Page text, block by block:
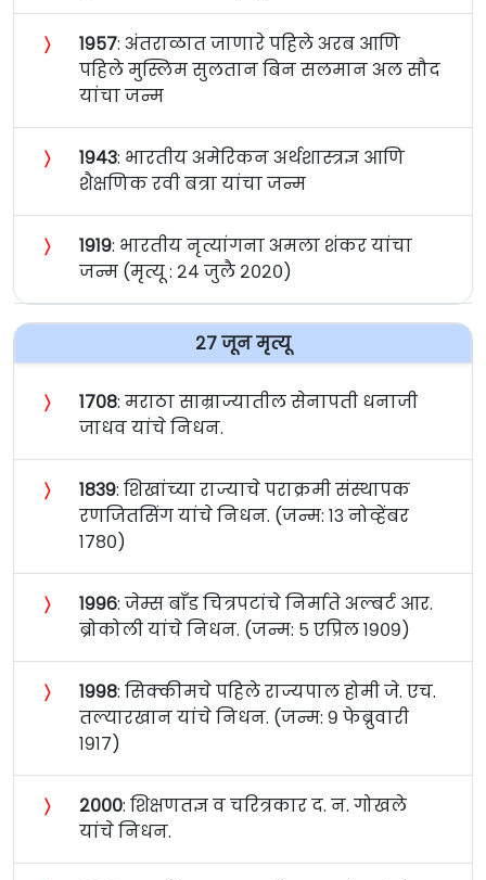
〉 १९५७: अंतराळात जाणारे पहिले अरब आणि
पहिले मुस्लिम सुलतान बिन सलमान अल सौद
यांचा जन्म
〉 १९४३: भारतीय अमेरिकन अर्थशास्त्रज्ञ आणि
शैक्षणिक रवी बत्रा यांचा जन्म
〉 १९१९: भारतीय नृत्यांगना अमला शंकर यांचा
जन्म (मृत्यू : २४ जुलै २०२०)
२७ जून मृत्यू
〉 १७०८: मराठा साम्राज्यातील सेनापती धनाजी
जाधव यांचे निधन.
〉 १८३९: शिखांच्या राज्याचे पराक्रमी संस्थापक
रणजितसिंग यांचे निधन. (जन्म: १३ नोव्हेंबर
१७८०)
〉 १९९६: जेम्स बाँड चित्रपटांचे निर्माते अल्बर्ट आर.
ब्रोकोली यांचे निधन. (जन्म: ५ एप्रिल १९०९)
〉 १९९८: सिक्कीमचे पहिले राज्यपाल होमी जे. एच.
तल्यारखान यांचे निधन. (जन्म: ९ फेब्रुवारी
१९१७)
〉 २०००: शिक्षणतज्ञ व चरित्रकार द. न. गोखले
यांचे निधन.